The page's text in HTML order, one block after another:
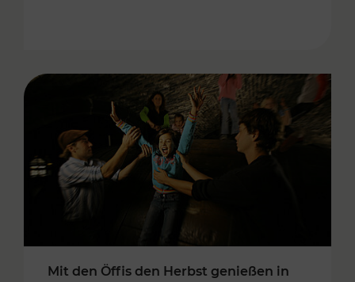
Mit den Öffis den Herbst genießen in